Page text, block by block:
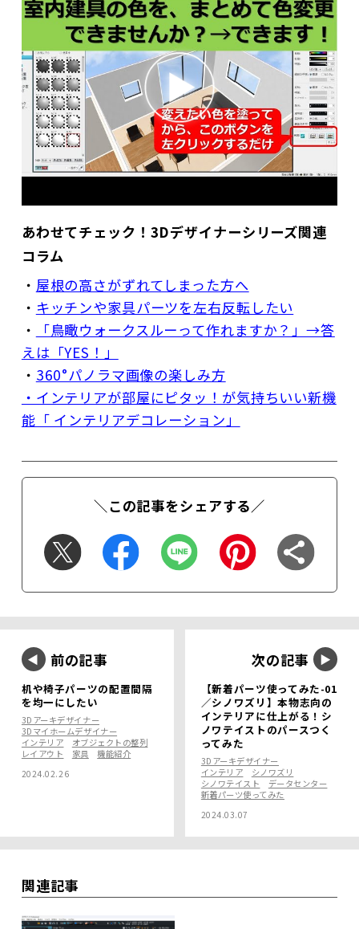
あわせてチェック！3Dデザイナーシリーズ関連
コラム
・ 屋根の高さがずれてしまった方へ
・ キッチンや家具パーツを左右反転したい
・
「鳥瞰ウォークスルーって作れますか？」→答
えは「YES！」
・ 360°パノラマ画像の楽しみ方
・インテリアが部屋にピタッ！が気持ちいい新機
能「 インテリアデコレーション」
＼この記事をシェアする／
前の記事
机や椅子パーツの配置間隔
を均一にしたい
3Dアーキデザイナー
3Dマイホームデザイナー
インテリア
オブジェクトの整列
レイアウト
家具
機能紹介
2024.02.26
次の記事
【新着パーツ使ってみた-01
／シノワズリ】本物志向の
インテリアに仕上がる！シ
ノワテイストのパースつく
ってみた
3Dアーキデザイナー
インテリア
シノワズリ
シノワテイスト
データセンター
新着パーツ使ってみた
2024.03.07
関連記事